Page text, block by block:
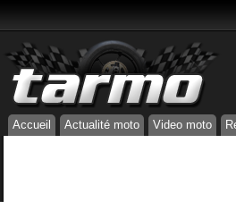
Accueil Actualité moto Video moto